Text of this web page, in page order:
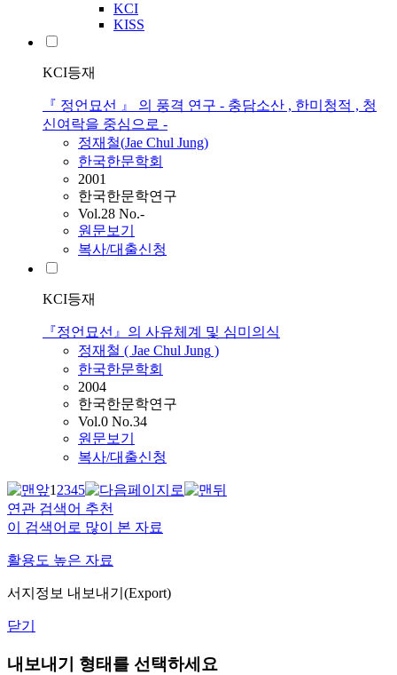
KCI
KISS
KCI등재
『 정언묘선 』 의 풍격 연구 - 충담소산 , 한미청적 , 청
신여락을 중심으로 -
정재철(Jae Chul Jung)
한국한문학회
2001
한국한문학연구
Vol.28 No.-
원문보기
복사/대출신청
KCI등재
『정언묘선』의 사유체계 및 심미의식
정재철 ( Jae Chul Jung )
한국한문학회
2004
한국한문학연구
Vol.0 No.34
원문보기
복사/대출신청
12345
연관 검색어 추천
이 검색어로 많이 본 자료
활용도 높은 자료
서지정보 내보내기(Export)
닫기
내보내기 형태를 선택하세요